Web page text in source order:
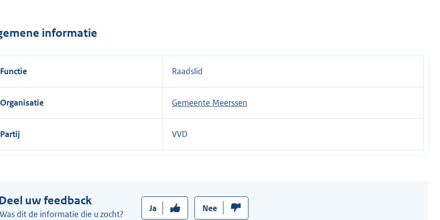
n
:
informatie
Functie Raadslid
Organisatie Gemeente Meerssen
Partij VVD
uw feedback
Was dit de informatie die u zocht?
Ja Nee